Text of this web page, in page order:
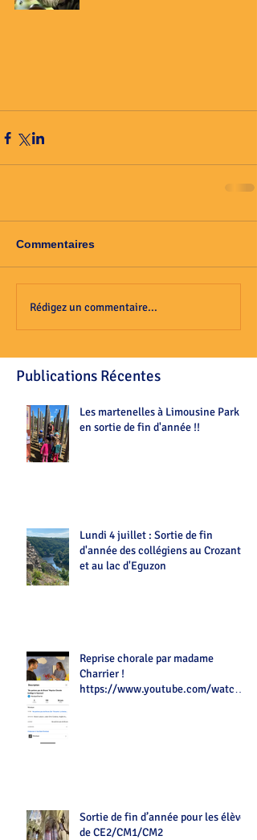
Commentaires
Rédigez un commentaire...
Publications Récentes
Les martenelles à Limousine Park
en sortie de fin d'année !!
Lundi 4 juillet : Sortie de fin
d'année des collégiens au Crozant
et au lac d'Eguzon
Reprise chorale par madame
Charrier !
https://www.youtube.com/watch?
Sortie de fin d’année pour les élèves
de CE2/CM1/CM2